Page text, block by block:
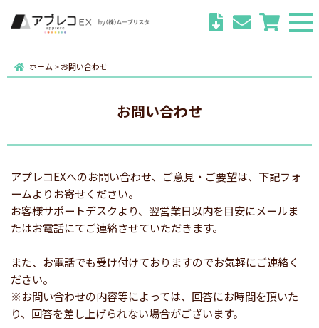
ホーム >お問い合わせ
お問い合わせ
アプレコEXへのお問い合わせ、ご意見・ご要望は、下記フォ
ームよりお寄せください。
お客様サポートデスクより、翌営業日以内を目安にメールま
たはお電話にてご連絡させていただきます。
また、お電話でも受け付けておりますのでお気軽にご連絡く
ださい。
※お問い合わせの内容等によっては、回答にお時間を頂いた
り、回答を差し上げられない場合がございます。